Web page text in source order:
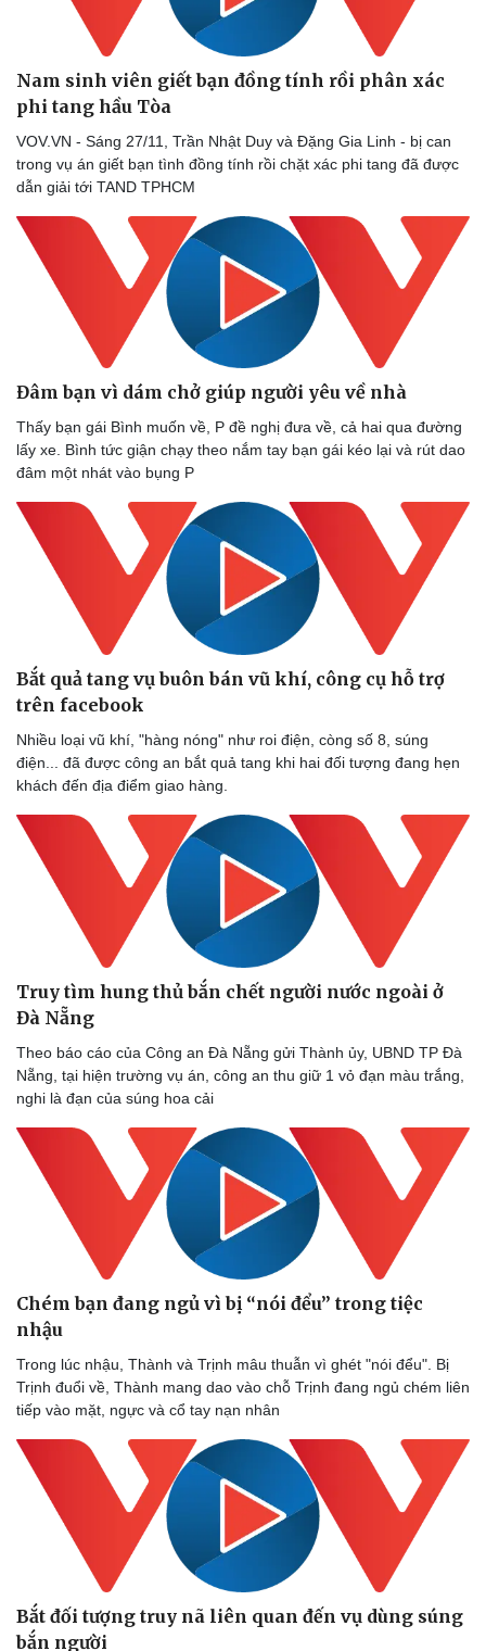
Doanh nghiệp
Thông tin doanh nghiệp
Doanh nghiệp 24h
Doanh nhân
Vì cộng đồng
Công nghệ
Tin Công nghệ
Trải nghiệm
Dinh dưỡng - món ngon
Cây thuốc
Sản phụ khoa
Nhi khoa
Nam khoa
Làm đẹp - giảm cân
Phòng mạch online
Ăn sạch sống khỏe
Đời sống
Blog
Tình yêu - Gia đình
Nam sinh viên giết bạn đồng tính rồi phân xác
phi tang hầu Tòa
VOV.VN - Sáng 27/11, Trần Nhật Duy và Đặng Gia Linh - bị can
trong vụ án giết bạn tình đồng tính rồi chặt xác phi tang đã được
dẫn giải tới TAND TPHCM
Đâm bạn vì dám chở giúp người yêu về nhà
Thấy bạn gái Bình muốn về, P đề nghị đưa về, cả hai qua đường
lấy xe. Bình tức giận chạy theo nắm tay bạn gái kéo lại và rút dao
đâm một nhát vào bụng P
Bắt quả tang vụ buôn bán vũ khí, công cụ hỗ trợ
trên facebook
Nhiều loại vũ khí, "hàng nóng" như roi điện, còng số 8, súng
điện... đã được công an bắt quả tang khi hai đối tượng đang hẹn
khách đến địa điểm giao hàng.
Truy tìm hung thủ bắn chết người nước ngoài ở
Đà Nẵng
Theo báo cáo của Công an Đà Nẵng gửi Thành ủy, UBND TP Đà
Nẵng, tại hiện trường vụ án, công an thu giữ 1 vỏ đạn màu trắng,
nghi là đạn của súng hoa cải
Chém bạn đang ngủ vì bị “nói đểu” trong tiệc
nhậu
Trong lúc nhậu, Thành và Trịnh mâu thuẫn vì ghét "nói đểu". Bị
Trịnh đuổi về, Thành mang dao vào chỗ Trịnh đang ngủ chém liên
tiếp vào mặt, ngực và cổ tay nạn nhân
Bắt đối tượng truy nã liên quan đến vụ dùng súng
bắn người